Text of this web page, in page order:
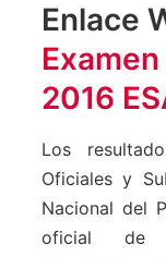
Enlace
2016
Los
Oficiales y
Nacional del
oficial